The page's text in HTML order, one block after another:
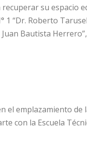
su espacio
“Dr. Roberto
Juan Bautista
el emplazamiento
con la Escuela